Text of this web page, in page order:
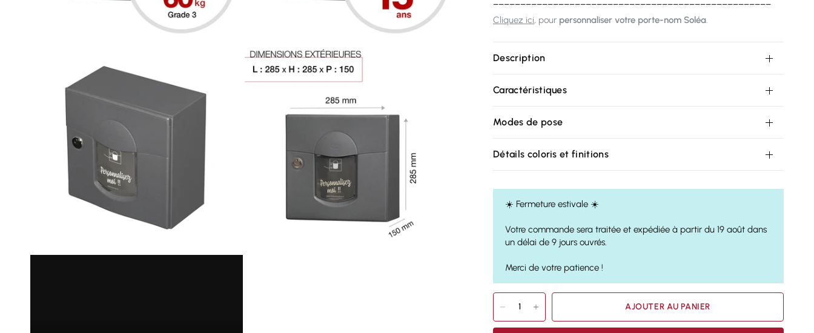
Cliquez ici, pour personnaliser votre porte-nom Soléa.
Description
Caractéristiques
Modes de pose
Détails coloris et finitions
☀️ Fermeture estivale ☀️
Votre commande sera traitée et expédiée à partir du 19 août dans
un délai de 9 jours ouvrés.
Merci de votre patience !
AJOUTER AU PANIER